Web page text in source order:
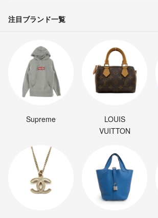
注目ブランド一覧
Supreme
LOUIS
VUITTON